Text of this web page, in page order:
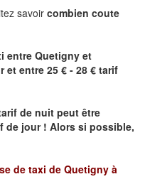
savoir combien coute
entre Quetigny et
et entre 25 € - 28 € tarif
de nuit peut être
de jour ! Alors si possible,
de taxi de Quetigny à